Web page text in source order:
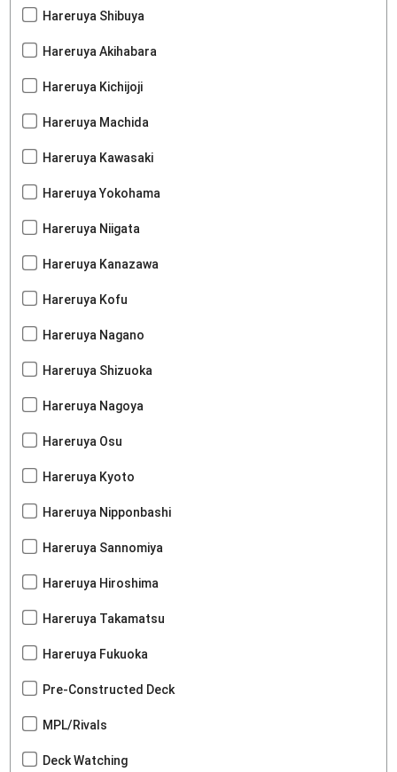
Hareruya Shibuya
Hareruya Akihabara
Hareruya Kichijoji
Hareruya Machida
Hareruya Kawasaki
Hareruya Yokohama
Hareruya Niigata
Hareruya Kanazawa
Hareruya Kofu
Hareruya Nagano
Hareruya Shizuoka
Hareruya Nagoya
Hareruya Osu
Hareruya Kyoto
Hareruya Nipponbashi
Hareruya Sannomiya
Hareruya Hiroshima
Hareruya Takamatsu
Hareruya Fukuoka
Pre-Constructed Deck
MPL/Rivals
Deck Watching